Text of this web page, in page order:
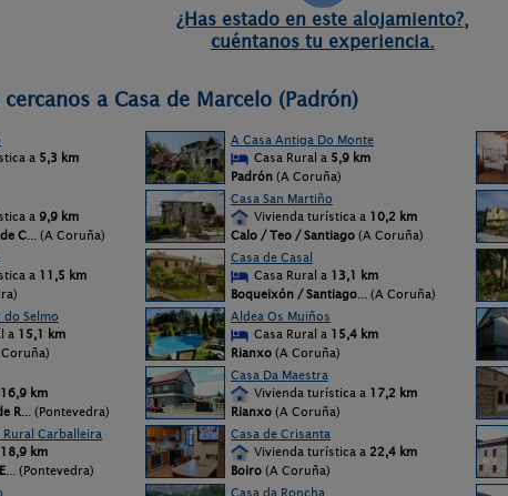
¿Has estado en este alojamiento?,
cuéntanos tu experiencia.
a Casa de Marcelo (Padrón)
a 5,3 km
A Casa Antiga Do Monte
Casa Rural a 5,9 km
Padrón (A Coruña)
a 9,9 km
C... (A Coruña)
Casa San Martiño
Vivienda turística a 10,2 km
Calo / Teo / Santiago (A Coruña)
a 11,5 km
Casa de Casal
Casa Rural a 13,1 km
Boqueixón / Santiago... (A Coruña)
do Selmo
a 15,1 km
Aldea Os Muiños
Casa Rural a 15,4 km
Rianxo (A Coruña)
16,9 km
R... (Pontevedra)
Casa Da Maestra
Vivienda turística a 17,2 km
Rianxo (A Coruña)
Carballeira
18,9 km
... (Pontevedra)
Casa de Crisanta
Vivienda turística a 22,4 km
Boiro (A Coruña)
Casa da Roncha